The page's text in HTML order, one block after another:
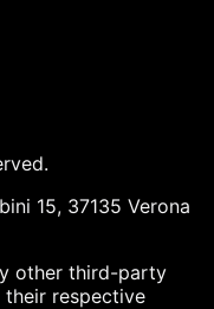
15, 37135 Verona
other third-party
respective